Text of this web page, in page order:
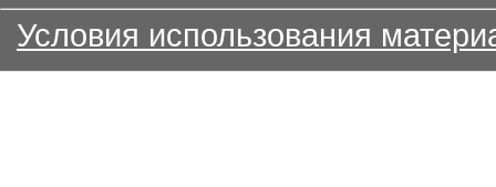
Условия использования